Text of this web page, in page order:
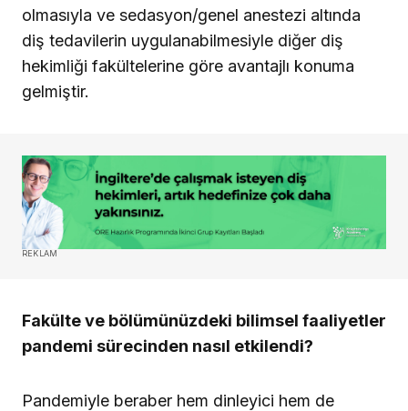
olmasıyla ve sedasyon/genel anestezi altında
diş tedavilerin uygulanabilmesiyle diğer diş
hekimliği fakültelerine göre avantajlı konuma
gelmiştir.
REKLAM
Fakülte ve bölümünüzdeki bilimsel faaliyetler
pandemi sürecinden nasıl etkilendi?
Pandemiyle beraber hem dinleyici hem de